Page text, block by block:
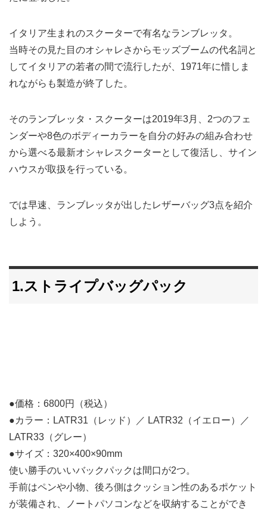
イタリア生まれのスクーターで有名なランブレッタ。
当時その見た目のオシャレさからモッズブームの代名詞と
してイタリアの若者の間で流行したが、1971年に惜しま
れながらも製造が終了した。
そのランブレッタ・スクーターは2019年3月、2つのフェ
ンダーや8色のボディーカラーを自分の好みの組み合わせ
から選べる最新オシャレスクーターとして復活し、サイン
ハウスが取扱を行っている。
では早速、ランブレッタが出したレザーバッグ3点を紹介
しよう。
1.ストライプバッグパック
●価格：6800円（税込）
●カラー：LATR31（レッド）／ LATR32（イエロー）／
LATR33（グレー）
●サイズ：320×400×90mm
使い勝手のいいバックパックは間口が2つ。
手前はペンや小物、後ろ側はクッション性のあるポケット
が装備され、ノートパソコンなどを収納することができ